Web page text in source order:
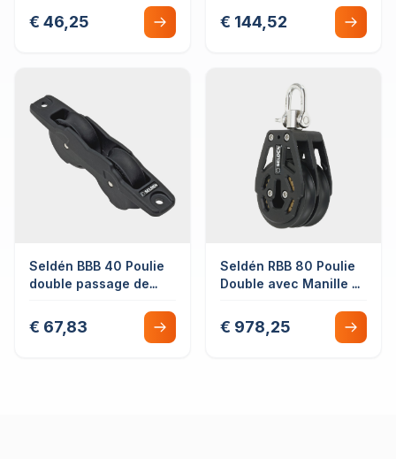
€ 46,25 € 144,52
Seldén BBB 40 Poulie
double passage de
€ 67,83
Seldén RBB 80 Poulie
Double avec Manille D
Rouleaux
€ 978,25